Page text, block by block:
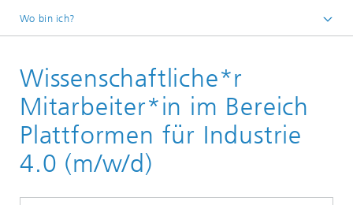
Wo bin ich?
Jobs & Karriere in Lemgo
Wissenschaftliche*r
Mitarbeiter*in im Bereich
Plattformen für Industrie
4.0 (m/w/d)